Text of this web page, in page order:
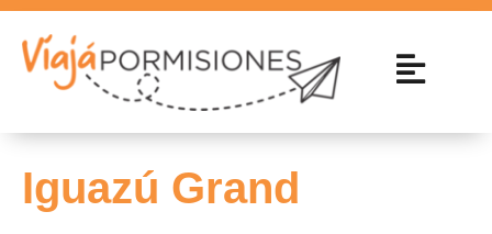
Iguazú Grand